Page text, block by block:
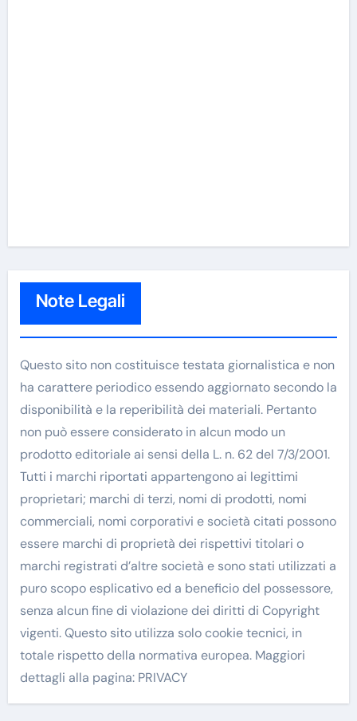
Note Legali
Questo sito non costituisce testata giornalistica e non
ha carattere periodico essendo aggiornato secondo la
disponibilità e la reperibilità dei materiali. Pertanto
non può essere considerato in alcun modo un
prodotto editoriale ai sensi della L. n. 62 del 7/3/2001.
Tutti i marchi riportati appartengono ai legittimi
proprietari; marchi di terzi, nomi di prodotti, nomi
commerciali, nomi corporativi e società citati possono
essere marchi di proprietà dei rispettivi titolari o
marchi registrati d’altre società e sono stati utilizzati a
puro scopo esplicativo ed a beneficio del possessore,
senza alcun fine di violazione dei diritti di Copyright
vigenti. Questo sito utilizza solo cookie tecnici, in
totale rispetto della normativa europea. Maggiori
dettagli alla pagina: PRIVACY